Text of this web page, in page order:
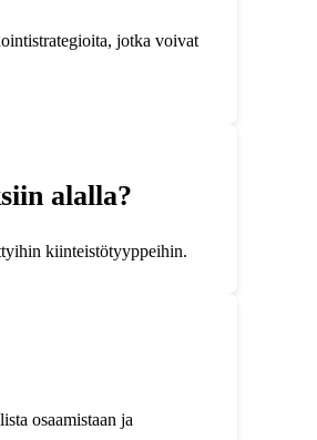
jotka voivat
alalla?
kiinteistötyyppeihin.
osaamistaan ja